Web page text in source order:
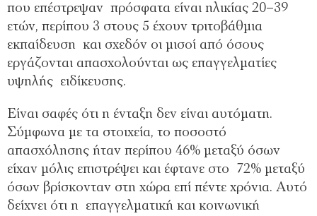
που επέστρεψαν πρόσφατα είναι ηλικίας 20–39
ετών, περίπου 3 στους 5 έχουν τριτοβάθμια
εκπαίδευση και σχεδόν οι μισοί από όσους
εργάζονται απασχολούνται ως επαγγελματίες
υψηλής ειδίκευσης.
Είναι σαφές ότι η ένταξη δεν είναι αυτόματη.
Σύμφωνα με τα στοιχεία, το ποσοστό
απασχόλησης ήταν περίπου 46% μεταξύ όσων
είχαν μόλις επιστρέψει και έφτανε στο 72% μεταξύ
όσων βρίσκονταν στη χώρα επί πέντε χρόνια. Αυτό
δείχνει ότι η επαγγελματική και κοινωνική